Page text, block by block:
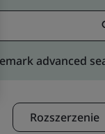
advanced
Rozszerzenie